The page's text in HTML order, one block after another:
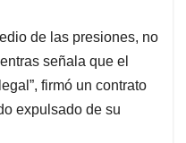
de las presiones, no
señala que el
firmó un contrato
expulsado de su